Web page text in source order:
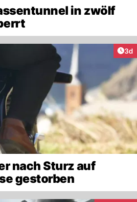
in zwölf
3d
nach Sturz auf
gestorben